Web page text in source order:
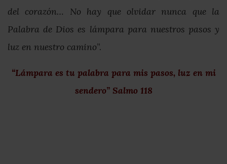
del corazón… No hay que olvidar nunca que la
Palabra de Dios es lámpara para nuestros pasos y
luz en nuestro camino”.
“Lámpara es tu palabra para mis pasos, luz en mi
sendero” Salmo 118